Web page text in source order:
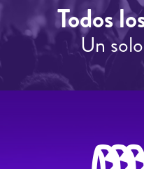
Todos
Un